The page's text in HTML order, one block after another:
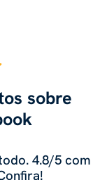
sobre
4.8/5 com